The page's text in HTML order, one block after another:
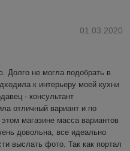
01.03.2020
Долго не могла подобрать в
к интерьеру моей кухни
- консультант
отличный вариант и по
магазине масса вариантов
довольна, все идеально
выслать фото. Так как портал